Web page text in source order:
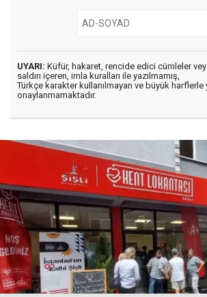
UYARI: Küfür, hakaret, rencide edici cümleler
saldırı içeren, imla kuralları ile yazılmamış,
Türkçe karakter kullanılmayan ve büyük harflerle
onaylanmamaktadır.